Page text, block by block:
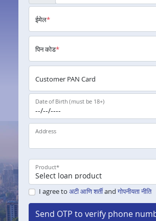
ईमेल*
पिन कोड*
Customer PAN Card
Date of Birth (must be 18+)
Address
Product*
I agree to अटी आणि शर्तीand गोपनीयता नीति
Send OTP to verify phone